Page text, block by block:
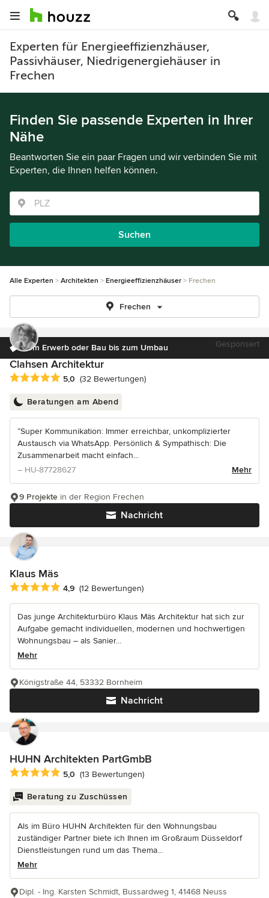
Experten für Energieeffizienzhäuser,
Passivhäuser, Niedrigenergiehäuser in
Frechen
Finden Sie passende Experten in Ihrer
Nähe
Beantworten Sie ein paar Fragen und wir verbinden Sie mit
Experten, die Ihnen helfen können.
Suchen
Alle Experten Architekten Energieeffizienzhäuser Frechen
Frechen
Vom Erwerb oder Bau bis zum Umbau Gesponsert
Clahsen Architektur
Durchschnittliche Bewertung: 5 von 5 Sternen
5,0 (32 Bewertungen)
Beratungen am Abend
“Super Kommunikation: Immer erreichbar, unkomplizierter
Austausch via WhatsApp. Persönlich & Sympathisch: Die
Zusammenarbeit macht einfach...
– HU-87728627
Mehr
Nachricht
9 Projekte in der Region Frechen
Klaus Mäs
Durchschnittliche Bewertung: 4.9 von 5 Sternen
4,9 (12 Bewertungen)
Das junge Architekturbüro Klaus Mäs Architektur hat sich zur
Aufgabe gemacht individuellen, modernen und hochwertigen
Wohnungsbau – als Sanier...
Mehr
Nachricht
Königstraße 44, 53332 Bornheim
HUHN Architekten PartGmbB
Durchschnittliche Bewertung: 5 von 5 Sternen
5,0 (13 Bewertungen)
Beratung zu Zuschüssen
Als im Büro HUHN Architekten für den Wohnungsbau
zuständiger Partner biete ich Ihnen im Großraum Düsseldorf
Dienstleistungen rund um das Thema...
Mehr
Dipl. - Ing. Karsten Schmidt, Bussardweg 1, 41468 Neuss